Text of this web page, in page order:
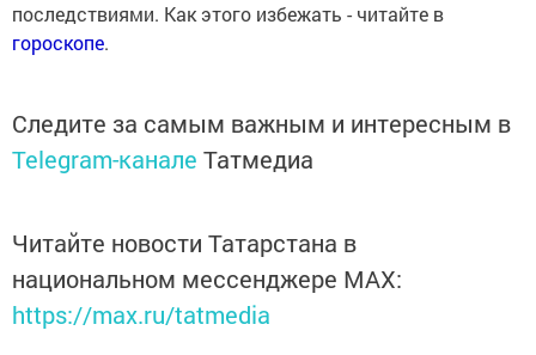
последствиями. Как этого избежать - читайте в
гороскопе.
Следите за самым важным и интересным в
Telegram-канале Татмедиа
Читайте новости Татарстана в
национальном мессенджере MАХ:
https://max.ru/tatmedia